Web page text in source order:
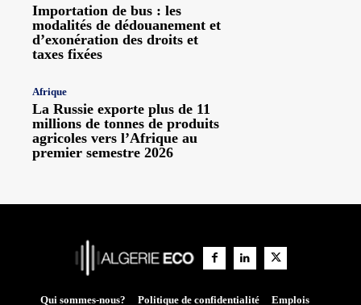
Importation de bus : les
modalités de dédouanement et
d’exonération des droits et
taxes fixées
Afrique
La Russie exporte plus de 11
millions de tonnes de produits
agricoles vers l’Afrique au
premier semestre 2026
Qui sommes-nous? Politique de confidentialité Emplois